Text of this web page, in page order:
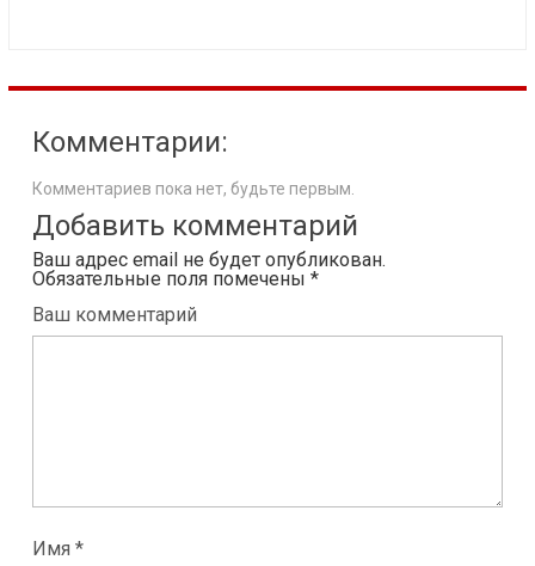
Комментарии:
Комментариев пока нет, будьте первым.
Добавить комментарий
Ваш адрес email не будет опубликован.
Обязательные поля помечены *
Ваш комментарий
Имя *